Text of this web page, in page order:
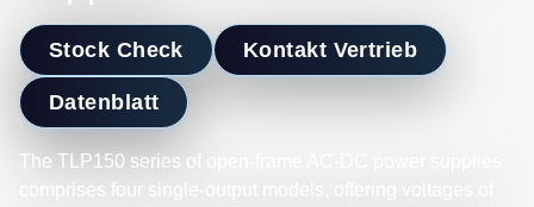
Stock Check Kontakt Vertrieb
Datenblatt
The TLP150 series of open-frame AC-DC power supplies
comprises four single-output models, offering voltages of